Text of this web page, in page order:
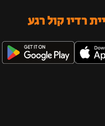
רדיו קול רגע